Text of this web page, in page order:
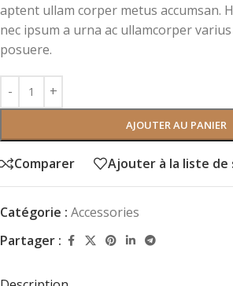
aptent ullam corper metus accumsan.
nec ipsum a urna ac ullamcorper
posuere.
AJOUTER AU PANIER
Comparer Ajouter à la liste de
Catégorie : Accessories
Partager :